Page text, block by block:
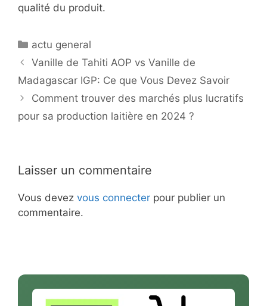
qualité du produit.
Catégories
actu general
Vanille de Tahiti AOP vs Vanille de
Madagascar IGP: Ce que Vous Devez Savoir
Comment trouver des marchés plus lucratifs
pour sa production laitière en 2024 ?
Laisser un commentaire
Vous devez vous connecter pour publier un
commentaire.